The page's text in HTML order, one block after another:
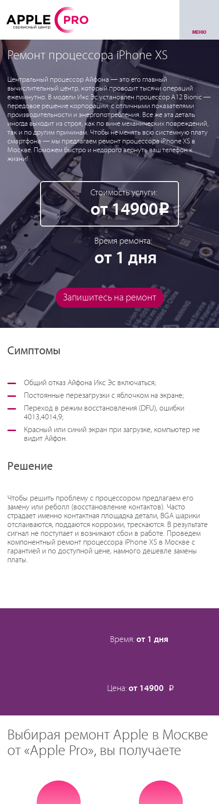
МЕНЮ
Ремонт процессора iPhone XS
Центральный процессор Айфона — это его главный
вычислительный центр, который проводит тысячи операций
ежеминутно. В модели Икс Эс установлен процессор A12 Bionic —
передовое решение корпорации, с отличными показателями
производительности и энергопотребления. Все же эта деталь
иногда выходит из строя, как по вине механических повреждений,
так и по другим причинам. Чтобы не менять всю системную плату
смартфона — мы предлагаем ремонт процессора iPhone XS в
Москве. Поможем быстро и недорого вернуть ваш телефон к
жизни!
Стоимость услуги:
от 14900Р
Время ремонта:
от 1 дня
Запишитесь на ремонт
Симптомы
Общий отказ Айфона Икс Эс включаться;
Постоянные перезагрузки с яблочком на экране;
Переход в режим восстановления (DFU), ошибки
4013,4014,9;
Красный или синий экран при загрузке, компьютер не
видит Айфон.
Решение
Чтобы решить проблему с процессором предлагаем его
замену или реболл (восстановление контактов). Часто
страдает именно контактная площадка детали, BGA шарики
отслаиваются, поддаются коррозии, трескаются. В результате
сигнал не поступает и возникают сбои в работе. Проведем
компонентный ремонт процессора iPhone XS в Москве с
гарантией и по доступной цене, намного дешевле замены
платы.
Время: от 1 дня
Цена: от 14900 Р
Выбирая ремонт Apple в Москве
от «Apple Pro», вы получаете